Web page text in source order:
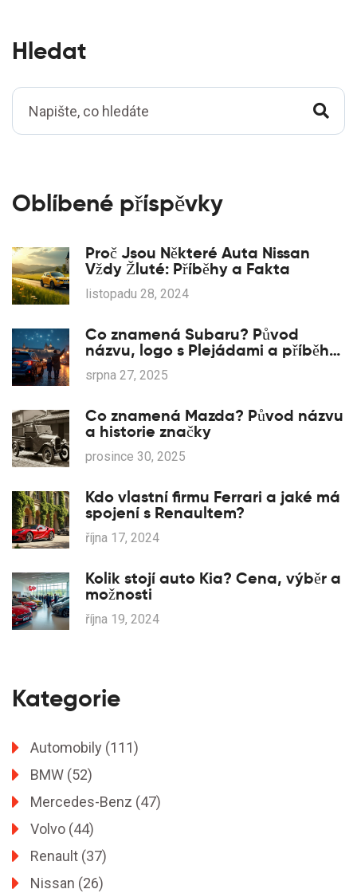
Hledat
Oblíbené příspěvky
Proč Jsou Některé Auta Nissan
Vždy Žluté: Příběhy a Fakta
listopadu 28, 2024
Co znamená Subaru? Původ
názvu, logo s Plejádami a příběh
značky
srpna 27, 2025
Co znamená Mazda? Původ názvu
a historie značky
prosince 30, 2025
Kdo vlastní firmu Ferrari a jaké má
spojení s Renaultem?
října 17, 2024
Kolik stojí auto Kia? Cena, výběr a
možnosti
října 19, 2024
Kategorie
Automobily (111)
BMW (52)
Mercedes-Benz (47)
Volvo (44)
Renault (37)
Nissan (26)